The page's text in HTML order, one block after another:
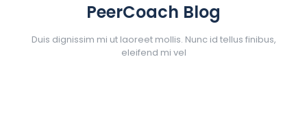
PeerCoach Blog
Duis dignissim mi ut laoreet mollis. Nunc id tellus finibus,
eleifend mi vel